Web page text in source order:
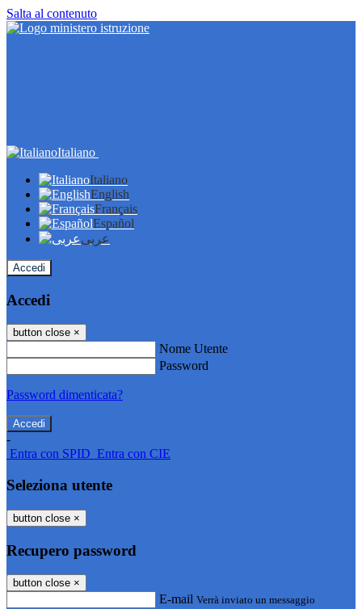
Salta al contenuto
Italiano
Italiano
English
Français
Español
عربى
Accedi
Accedi
button close ×
Nome Utente
Password
Password dimenticata?
-
Entra con SPID Entra con CIE
Seleziona utente
button close ×
Recupero password
button close ×
E-mail Verrà inviato un messaggio